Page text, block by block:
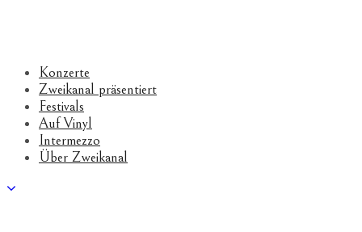
Konzerte
Zweikanal präsentiert
Festivals
Auf Vinyl
Intermezzo
Über Zweikanal